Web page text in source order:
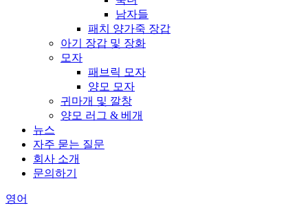
남자들
패치 양가죽 장갑
아기 장갑 및 장화
모자
패브릭 모자
양모 모자
귀마개 및 깔창
양모 러그 & 베개
뉴스
자주 묻는 질문
회사 소개
문의하기
영어